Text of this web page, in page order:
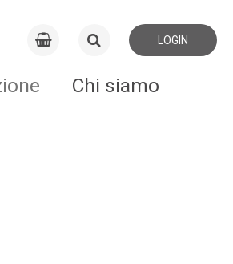
LOGIN
Chi siamo